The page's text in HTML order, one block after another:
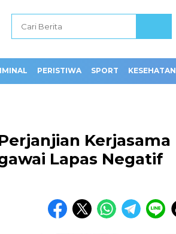
PERISTIWA SPORT KESEHATAN
Kerjasama
Lapas Negatif